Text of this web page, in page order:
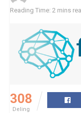
Reading Time: 2 mins
308
Deling